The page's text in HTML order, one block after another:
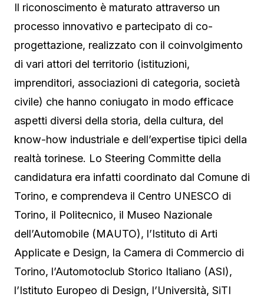
Il riconoscimento è maturato attraverso un
processo innovativo e partecipato di co-
progettazione, realizzato con il coinvolgimento
di vari attori del territorio (istituzioni,
imprenditori, associazioni di categoria, società
civile) che hanno coniugato in modo efficace
aspetti diversi della storia, della cultura, del
know-how industriale e dell’expertise tipici della
realtà torinese. Lo Steering Committe della
candidatura era infatti coordinato dal Comune di
Torino, e comprendeva il Centro UNESCO di
Torino, il Politecnico, il Museo Nazionale
dell’Automobile (MAUTO), l’Istituto di Arti
Applicate e Design, la Camera di Commercio di
Torino, l’Automotoclub Storico Italiano (ASI),
l’Istituto Europeo di Design, l’Università, SiTI